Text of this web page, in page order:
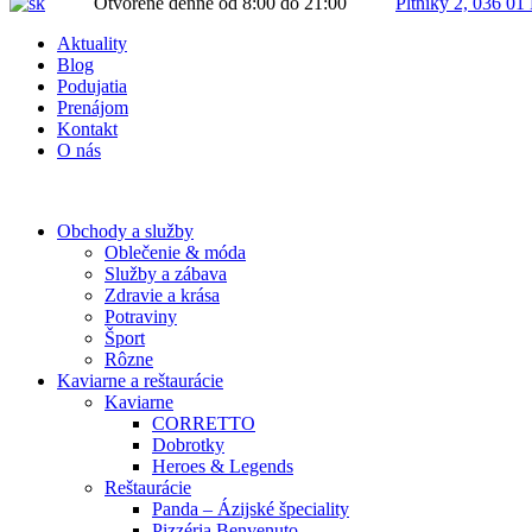
Aktuality
Blog
Podujatia
Prenájom
Kontakt
O nás
Obchody a služby
Oblečenie & móda
Služby a zábava
Zdravie a krása
Potraviny
Šport
Rôzne
Kaviarne a reštaurácie
Kaviarne
CORRETTO
Dobrotky
Heroes & Legends
Reštaurácie
Panda – Ázijské špeciality